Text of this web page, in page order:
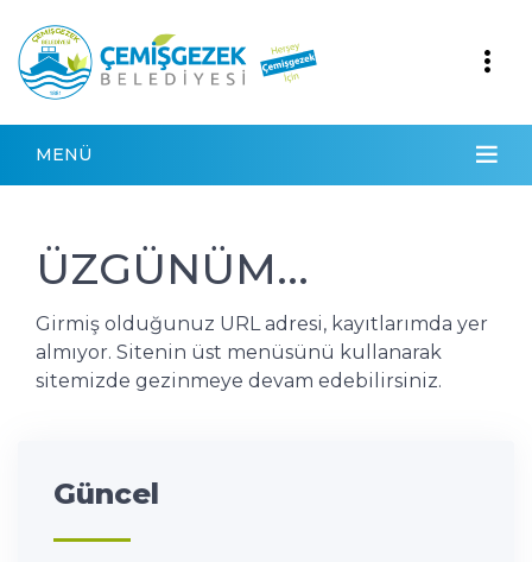
MENÜ
ÜZGÜNÜM...
Girmiş olduğunuz URL adresi, kayıtlarımda yer
almıyor. Sitenin üst menüsünü kullanarak
sitemizde gezinmeye devam edebilirsiniz.
Güncel